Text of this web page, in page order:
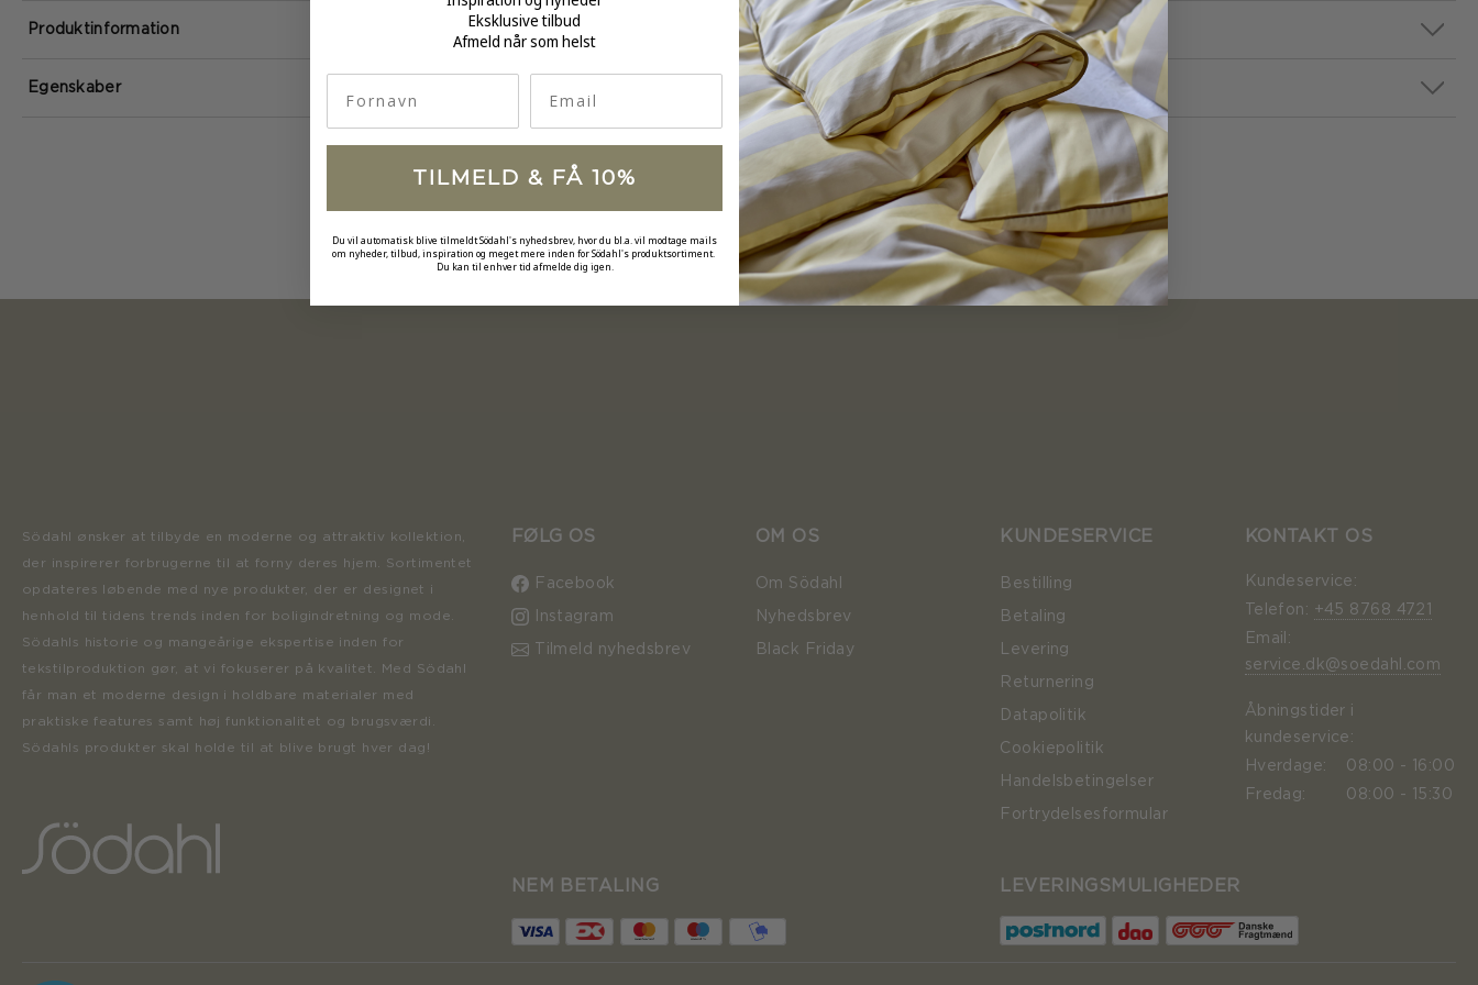
Egenskaber
Produktinformation
Södahl ønsker at tilbyde en moderne og attraktiv kollektion,
der inspirerer forbrugerne til at forny deres hjem. Sortimentet
opdateres løbende med nye produkter, der er designet i
henhold til tidens trends inden for boligindretning og mode.
Södahls historie og mangeårige ekspertise inden for
tekstilproduktion gør, at vi fokuserer på kvalitet. Med Södahl
får man et moderne design i holdbare materialer med
praktiske features samt høj funktionalitet og brugsværdi.
Södahls produkter skal holde til at blive brugt hver dag!
FØLG OS
Facebook
Instagram
Tilmeld nyhedsbrev
OM OS
Om Södahl
Nyhedsbrev
Black Friday
KUNDESERVICE
Bestilling
Betaling
Levering
Returnering
Datapolitik
Cookiepolitik
Handelsbetingelser
Fortrydelsesformular
KONTAKT OS
Kundeservice:
Telefon: +45 8768 4721
Email:
service.dk@soedahl.com
Åbningstider i
kundeservice:
Hverdage: 08:00 - 16:00
Fredag: 08:00 - 15:30
NEM BETALING LEVERINGSMULIGHEDER
Eksklusive tilbud
Afmeld når som helst
TILMELD & FÅ 10%
Du vil automatisk blive tilmeldt Södahl's nyhedsbrev, hvor du bl.a. vil modtage mails
om nyheder, tilbud, inspiration og meget mere inden for Södahl's produktsortiment.
Du kan til enhver tid afmelde dig igen.